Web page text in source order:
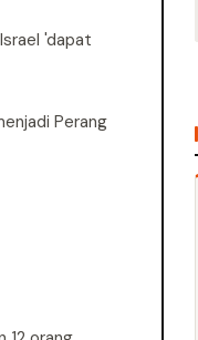
'dapat
Perang